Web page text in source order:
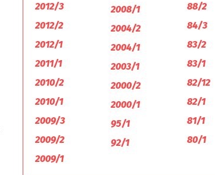
2012/3
2012/2
2012/1
2011/1
2010/2
2010/1
2009/3
2009/2
2009/1
2008/1
2004/2
2004/1
2003/1
2000/2
2000/1
95/1
92/1
88/2
84/3
83/2
83/1
82/12
82/1
81/1
80/1